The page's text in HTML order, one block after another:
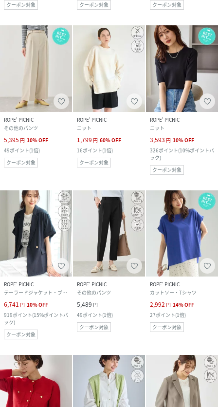
クーポン対象
クーポン対象
クーポン対象
ROPE' PICNIC
その他のパンツ
5,395 円 10%OFF
49ポイント(1倍)
クーポン対象
ROPE' PICNIC
ニット
1,799 円 60%OFF
16ポイント(1倍)
クーポン対象
ROPE' PICNIC
ニット
3,593 円 10%OFF
326ポイント(10%ポイントバ
ック)
クーポン対象
ROPE' PICNIC
テーラードジャケット・ブレザー
6,741 円 10%OFF
919ポイント(15%ポイントバ
ック)
クーポン対象
ROPE' PICNIC
その他のパンツ
5,489 円
49ポイント(1倍)
クーポン対象
ROPE' PICNIC
カットソー・Tシャツ
2,992 円 14%OFF
27ポイント(1倍)
クーポン対象